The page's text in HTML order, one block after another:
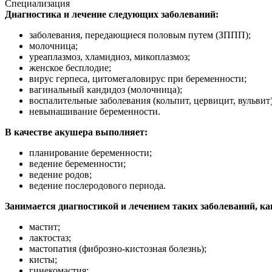
Специализация
Диагностика и лечение следующих заболеваний:
заболевания, передающиеся половым путем (ЗППП);
молочница;
уреаплазмоз, хламидиоз, микоплазмоз;
женское бесплодие;
вирус герпеса, цитомегаловирус при беременности;
вагинальный кандидоз (молочница);
воспалительные заболевания (кольпит, цервицит,
невынашивание беременности.
В качестве акушера выполняет:
планирование беременности;
ведение беременности;
ведение родов;
ведение послеродового периода.
Занимается диагностикой и лечением таких заболеваний,
мастит;
лактостаз;
мастопатия (фиброзно-кистозная болезнь);
кисты;